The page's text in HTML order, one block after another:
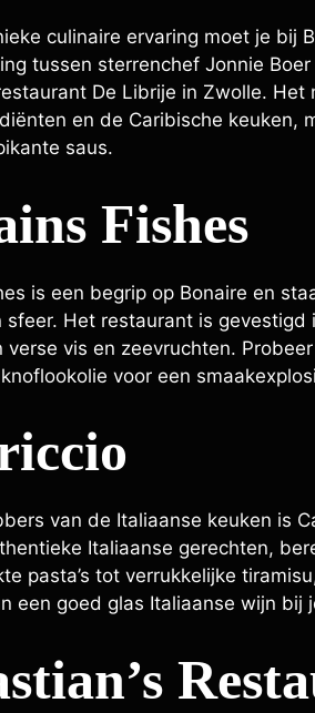
culinaire ervaring moet je bij
tussen sterrenchef Jonnie
De Librije in Zwolle. Het
en de Caribische keuken,
saus.
Fishes
is een begrip op Bonaire en
sfeer. Het restaurant is
verse vis en zeevruchten.
voor een
van de Italiaanse keuken is
Italiaanse gerechten,
pasta’s tot verrukkelijke
een goed glas Italiaanse wijn bij